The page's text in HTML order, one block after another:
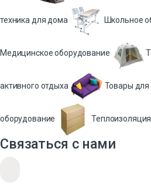
техника для дома Школьное
Медицинское оборудование
активного отдыха Товары
оборудование Теплоизоляция
Связаться с нами